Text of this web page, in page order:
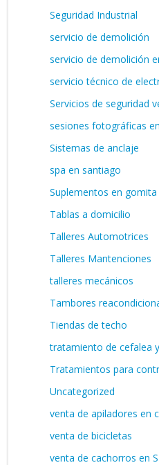
Seguridad Industrial
servicio de demolición
servicio de demolición
servicio técnico de
Servicios de seguridad
sesiones fotográficas
Sistemas de anclaje
spa en santiago
Suplementos en gomita
Tablas a domicilio
Talleres Automotrices
Talleres Mantenciones
talleres mecánicos
Tambores
Tiendas de techo
tratamiento de cefalea
Tratamientos para
Uncategorized
venta de apiladores en
venta de bicicletas
venta de cachorros en